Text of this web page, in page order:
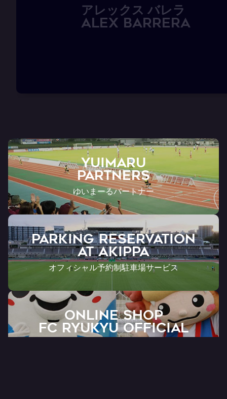
アレ ックス バレラ
ALEX BARRERA
YUIMARU
Partners
ゆいまーるパートナー
PARKING RESERVATION
AT Akippa
オフィシャル予約制駐車場サービス
ONLINE SHOP
FC RYUKYU OFFICIAL